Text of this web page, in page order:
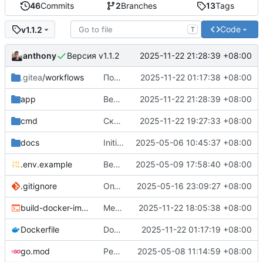
46Commits 2Branches 13Tags
v1.1.2 T Code
anthony Версия v1.1.2 2025-11-22 21:28:39 +08:00
.gitea/workflows Построение докер-образов в gitea 2025-11-22 01:17:38 +08:00
app Версия v1.1.2 2025-11-22 21:28:39 +08:00
cmd Скорректировано поведение --repeat 2025-11-22 19:27:33 +08:00
docs Initial commit 2025-05-06 10:45:37 +08:00
.env.example Версия 1.0.0 2025-05-09 17:58:40 +08:00
.gitignore Оптимизация проверки каналов ( #5)
2025-05-16 23:09:27 +08:00
build-docker-image.sh Мелочи по сборке и README 2025-11-22 18:05:38 +08:00
Dockerfile Dockerfile 2025-11-22 01:17:19 +08:00
go.mod Реализовано кеширование проверенных плейлистов, при включенном кеше -r теперь не учитывает только некешированные из ini-файла 2025-05-08 11:14:59 +08:00